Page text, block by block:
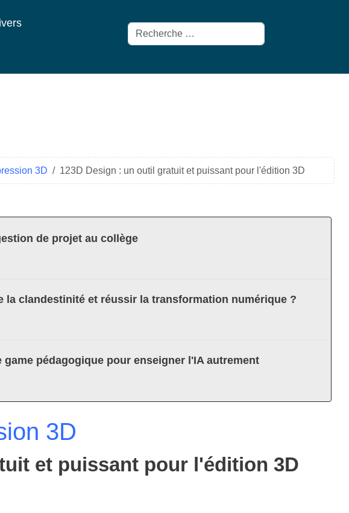
Rechercher
3D 123D Design : un outil gratuit et puissant pour l'édition 3D
de projet au collège
la clandestinité et réussir la transformation numérique ?
pédagogique pour enseigner l'IA autrement
3D
et puissant pour l'édition 3D